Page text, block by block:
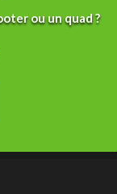
ou un quad ?